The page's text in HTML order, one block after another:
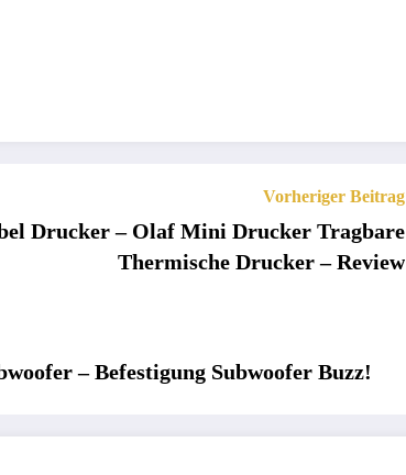
Vorheriger Beitrag
Drucker – Olaf Mini Drucker Tragbare
Thermische Drucker – Review
– Befestigung Subwoofer Buzz!